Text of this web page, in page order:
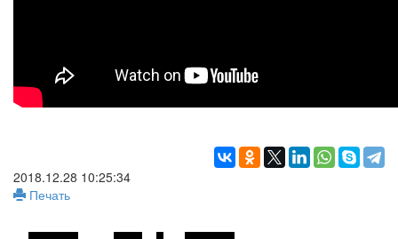
2018.12.28 10:25:34
Печать